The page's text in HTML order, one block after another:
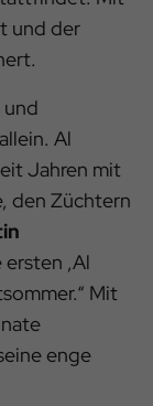
und der
und
Al
Jahren mit
den Züchtern
‚Al
Mit
enge